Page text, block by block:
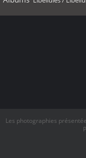
Les photographies